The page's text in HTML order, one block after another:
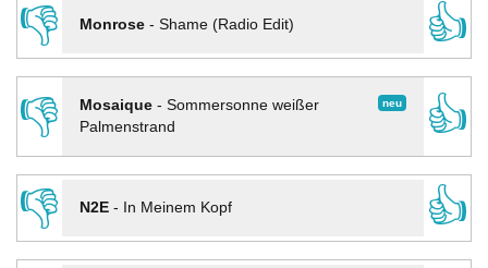
👎
Monrose- Shame (Radio Edit)
👍
👎
neu
Mosaique- Sommersonne weißer
Palmenstrand
👍
👎
N2E- In Meinem Kopf
👍